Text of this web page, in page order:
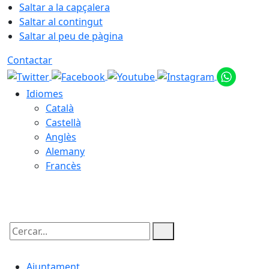
Saltar a la capçalera
Saltar al contingut
Saltar al peu de pàgina
Contactar
Idiomes
Català
Castellà
Anglès
Alemany
Francès
Cercar: